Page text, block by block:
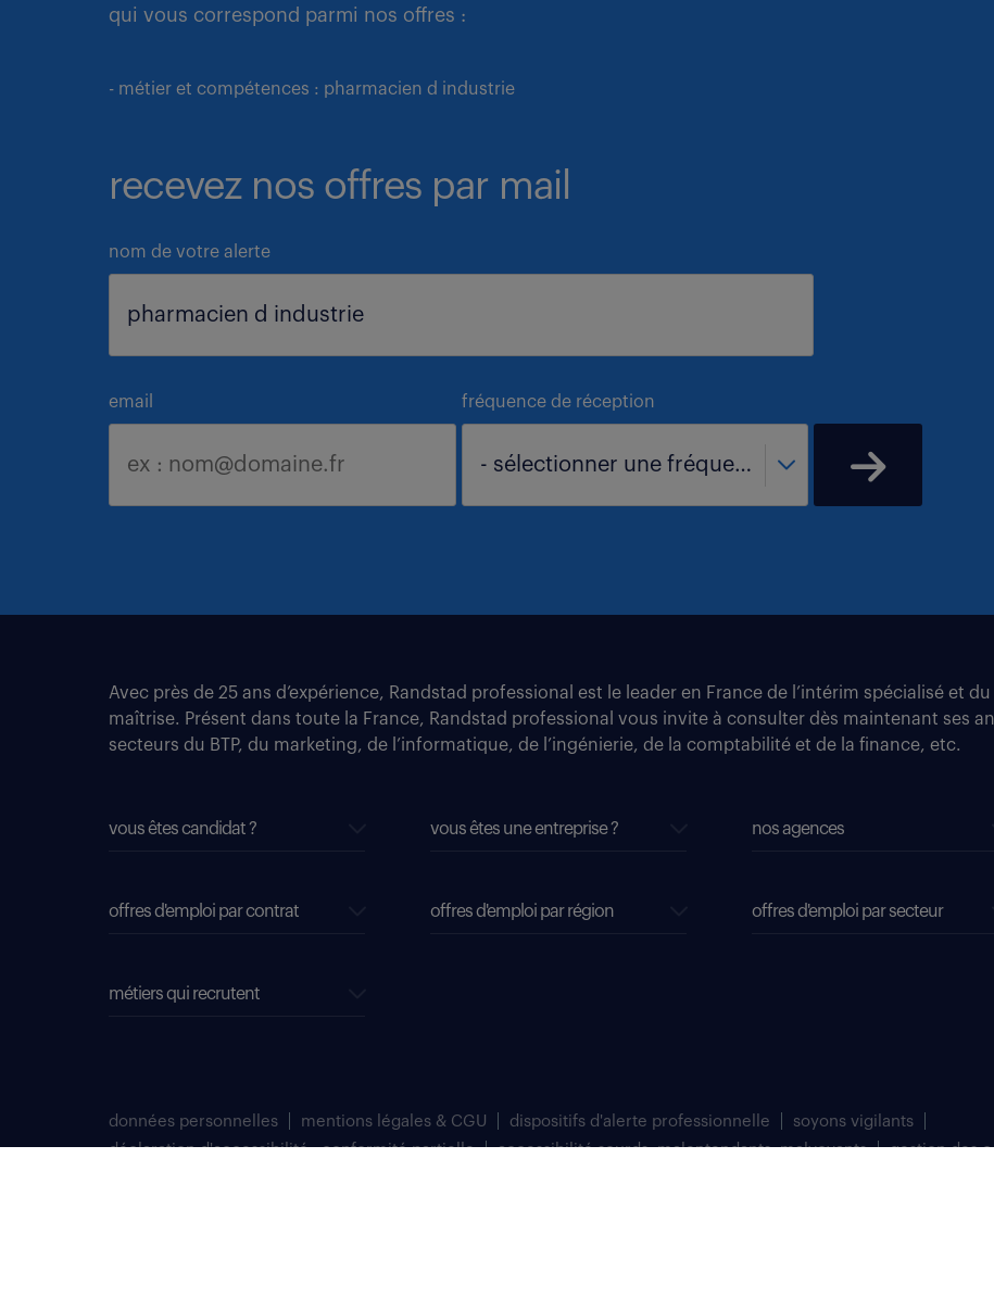
qui vous correspond parmi nos offres :
- métier et compétences : pharmacien d industrie
recevez nos offres par mail
nom de votre alerte
email fréquence de réception
- sélectionner une fréquence -
Avec près de 25 ans d’expérience, Randstad professional est le leader en France de l’intérim spécialisé et
maîtrise. Présent dans toute la France, Randstad professional vous invite à consulter dès maintenant ses
secteurs du BTP, du marketing, de l’informatique, de l’ingénierie, de la comptabilité et de la finance, etc.
vous êtes candidat ? vous êtes une entreprise ? nos agences
offres d'emploi par contrat offres d'emploi par région offres d'emploi par secteur
métiers qui recrutent
données personnelles mentions légales & CGU dispositifs d'alerte professionnelle
soyons vigilants
déclaration d'accessibilité : conformité partielle
accessibilité sourds, malentendants, malvoyants
gestion des